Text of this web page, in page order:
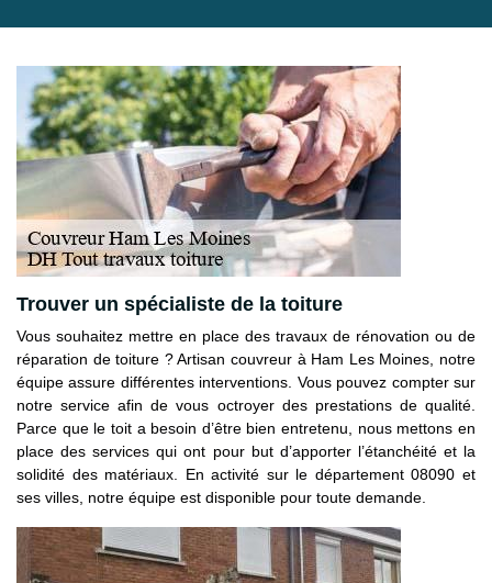
Trouver un spécialiste de la toiture
Vous souhaitez mettre en place des travaux de rénovation ou de
réparation de toiture ? Artisan couvreur à Ham Les Moines, notre
équipe assure différentes interventions. Vous pouvez compter sur
notre service afin de vous octroyer des prestations de qualité.
Parce que le toit a besoin d’être bien entretenu, nous mettons en
place des services qui ont pour but d’apporter l’étanchéité et la
solidité des matériaux. En activité sur le département 08090 et
ses villes, notre équipe est disponible pour toute demande.